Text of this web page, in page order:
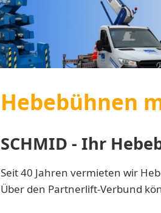
Hebebühnen
SCHMID - Ihr
Seit 40 Jahren vermieten wir
Über den Partnerlift-Verbund